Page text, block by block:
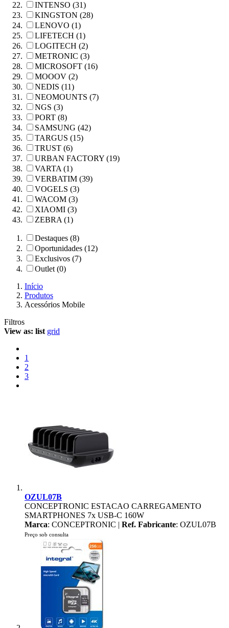
INTENSO (31)
KINGSTON (28)
LENOVO (1)
LIFETECH (1)
LOGITECH (2)
METRONIC (3)
MICROSOFT (16)
MOOOV (2)
NEDIS (11)
NEOMOUNTS (7)
NGS (3)
PORT (8)
SAMSUNG (42)
TARGUS (15)
TRUST (6)
URBAN FACTORY (19)
VARTA (1)
VERBATIM (39)
VOGELS (3)
WACOM (3)
XIAOMI (3)
ZEBRA (1)
Destaques (8)
Oportunidades (12)
Exclusivos (7)
Outlet (0)
Início
Produtos
Acessórios Mobile
Filtros
View as: list grid
1
2
3
OZUL07B
CONCEPTRONIC ESTACAO CARREGAMENTO
SMARTPHONES 7x USB-C 160W
Marca: CONCEPTRONIC | Ref. Fabricante: OZUL07B
Preço sob consulta